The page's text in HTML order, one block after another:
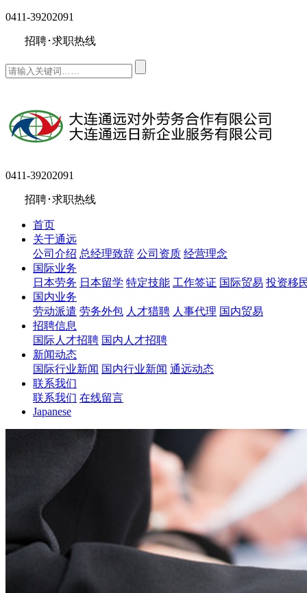
0411-39202091
招聘･求职热线
0411-39202091
招聘･求职热线
首页
关于通远
公司介绍 总经理致辞 公司资质 经营理念
国际业务
日本劳务 日本留学 特定技能 工作签证 国际贸易 投资移
国内业务
劳动派遣 劳务外包 人才猎聘 人事代理 国内贸易
招聘信息
国际人才招聘 国内人才招聘
新闻动态
国际行业新闻 国内行业新闻 通远动态
联系我们
联系我们 在线留言
Japanese